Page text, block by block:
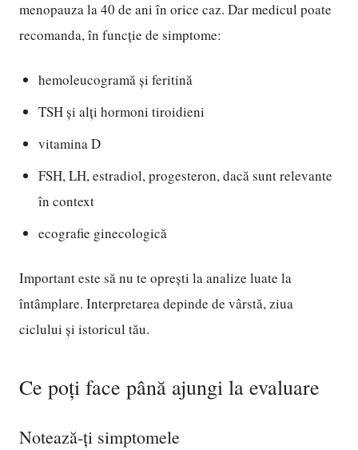
menopauza la 40 de ani în orice caz. Dar medicul poate
recomanda, în funcție de simptome:
hemoleucogramă și feritină
TSH și alți hormoni tiroidieni
vitamina D
FSH, LH, estradiol, progesteron, dacă sunt relevante
în context
ecografie ginecologică
Important este să nu te oprești la analize luate la
întâmplare. Interpretarea depinde de vârstă, ziua
ciclului și istoricul tău.
Ce poți face până ajungi la evaluare
Notează-ți simptomele